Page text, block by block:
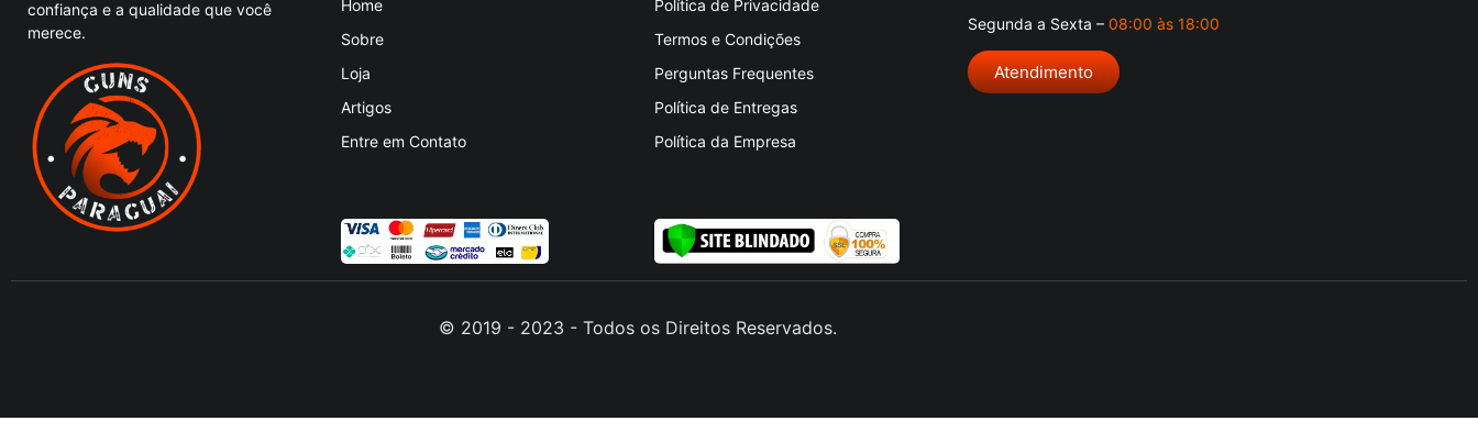
confiança e a qualidade que você
merece.
Home
Sobre
Loja
Artigos
Entre em Contato
Política de Privacidade
Termos e Condições
Perguntas Frequentes
Política de Entregas
Política da Empresa
Segunda a Sexta – 08:00 às 18:00
Atendimento
© 2019 - 2023 - Todos os Direitos Reservados.